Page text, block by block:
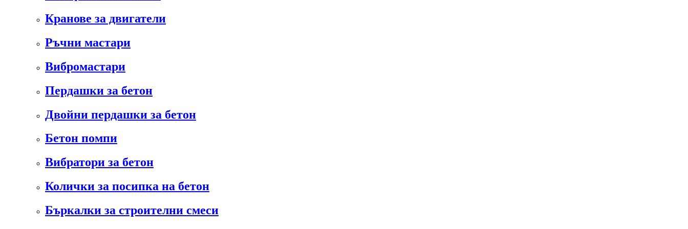
Кранове за двигатели
Ръчни мастари
Вибромастари
Пердашки за бетон
Двойни пердашки за бетон
Бетон помпи
Вибратори за бетон
Колички за посипка на бетон
Бъркалки за строителни смеси